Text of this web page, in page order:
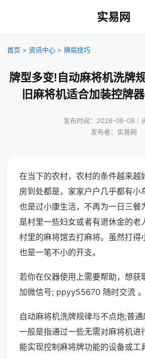
实易网
首页 > 资讯中心 > 牌局技巧
牌型多变!自动麻将机洗牌
旧麻将机适合加装控牌
发布时间：2026-08-08｜
发布者：实易网
在当下的农村，农村的条件越来越
房到处都是，家家户户几乎都有小
也是过小康生活，不再为一日三餐
是村里一些妇女或者有退休金的老
村里的麻将馆去打麻将。虽然打得
也是一笔不小的开支。
若你在仪器使用上需要帮助，想获
加微信号; ppyy55670 随时交流 。
自动麻将机洗牌规律与不点炮;普
一般是指通过一些无需对麻将机进
能实现控制麻将牌功能的设备或工